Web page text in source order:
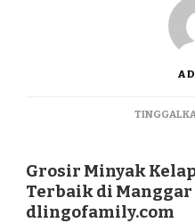
Grosir Minyak
Terbaik di
dlingofamily.com